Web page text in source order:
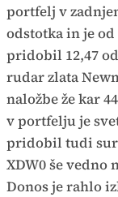
portfelj v
odstotka in je od
pridobil 12,47
rudar zlata
naložbe že kar
v portfelju je
pridobil tudi
XDW0 še vedno
Donos je rahlo